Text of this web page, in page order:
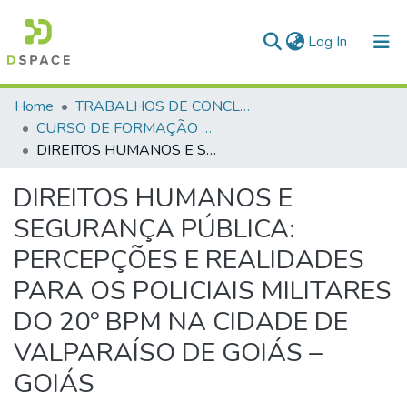
Log In (current)
Communities & Collections
All of DSpace
Home
TRABALHOS DE CONCLUSÃO DE CURSO - CFP (CURSO DE FORMAÇÃO DE PRAÇAS)
CURSO DE FORMAÇÃO DE PRAÇAS - CFP - 2018
DIREITOS HUMANOS E SEGURANÇA PÚBLICA: PERCEPÇÕES E REALIDADES PARA OS POLICIAIS MILITARES DO 20º BPM NA CIDADE DE VALPARAÍSO DE GOIÁS – GOIÁS
DIREITOS HUMANOS E
SEGURANÇA PÚBLICA:
PERCEPÇÕES E REALIDADES
PARA OS POLICIAIS MILITARES
DO 20º BPM NA CIDADE DE
VALPARAÍSO DE GOIÁS –
GOIÁS